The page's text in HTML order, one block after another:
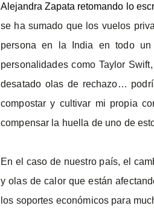
Alejandra Zapata retomando lo
se ha sumado que los vuelos
persona en la India en todo
personalidades como Taylor
desatado olas de rechazo…
compostar y cultivar mi propia
compensar la huella de uno de
En el caso de nuestro país, el
y olas de calor que están
los soportes económicos para